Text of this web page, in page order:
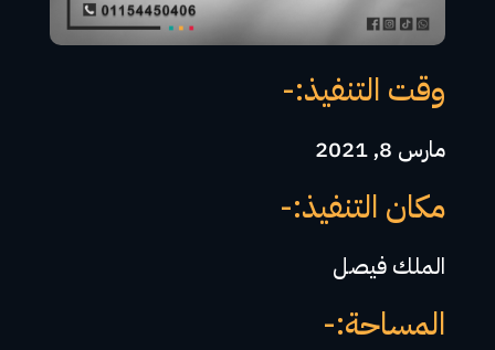
وقت التنفيذ:-
مارس 8, 2021
مكان التنفيذ:-
الملك فيصل
المساحة:-